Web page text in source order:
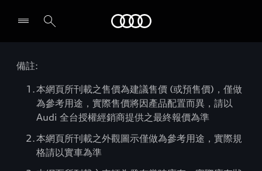
備註:
本網頁所刊載之售價為建議售價 (或預售價)，僅做
為參考用途，實際售價將因產品配置而異，請以
Audi 全台授權經銷商提供之最終報價為準
本網頁所刊載之外觀圖示僅做為參考用途，實際規
格請以實車為準